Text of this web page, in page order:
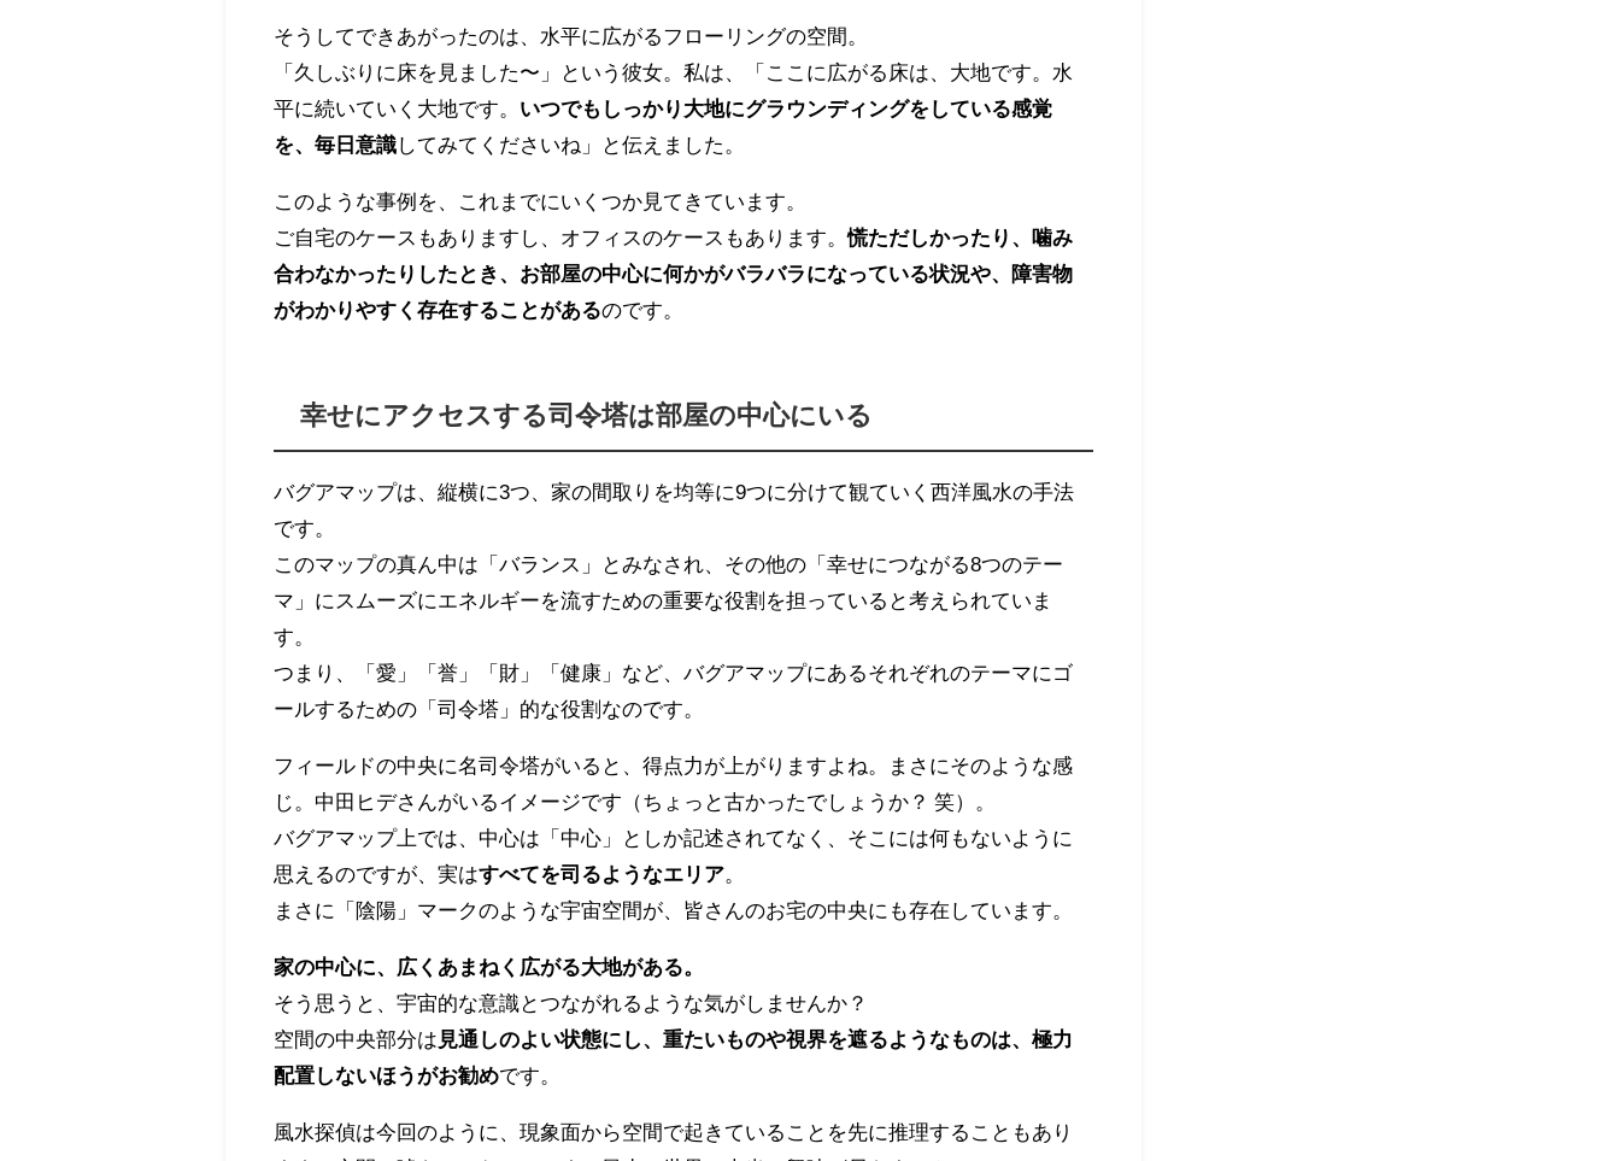
そうしてできあがったのは、水平に広がるフローリングの空間。
「久しぶりに床を見ました〜」という彼女。私は、「ここに広がる床は、大地です。水
平に続いていく大地です。 いつでもしっかり大地にグラウンディングをしている感覚
を、毎日意識してみてくださいね」と伝えました。
このような事例を、これまでにいくつか見てきています。
ご自宅のケースもありますし、オフィスのケースもあります。慌ただしかったり、噛み
合わなかったりしたとき、お部屋の中心に何かがバラバラになっている状況や、障害物
がわかりやすく存在することがあるのです。
幸せにアクセスする司令塔は部屋の中心にいる
バグアマップは、縦横に3つ、家の間取りを均等に9つに分けて観ていく西洋風水の手法
です。
このマップの真ん中は「バランス」とみなされ、その他の「幸せにつながる8つのテー
マ」にスムーズにエネルギーを流すための重要な役割を担っていると考えられていま
す。
つまり、「愛」「誉」「財」「健康」など、バグアマップにあるそれぞれのテーマにゴ
ールするための「司令塔」的な役割なのです。
フィールドの中央に名司令塔がいると、得点力が上がりますよね。まさにそのような感
じ。中田ヒデさんがいるイメージです（ちょっと古かったでしょうか？ 笑）。
バグアマップ上では、中心は「中心」としか記述されてなく、そこには何もないように
思えるのですが、実はすべてを司るようなエリア
まさに「陰陽」マークのような宇宙空間が、皆さんのお宅の中央にも存在しています。
家の中心に、広くあまねく広がる大地がある。
そう思うと、宇宙的な意識とつながれるような気がしませんか？
空間の中央部分は 見通しのよい状態にし、重たいものや視界を遮るようなものは、極力
配置しないほうがお勧めです。
風水探偵は今回のように、現象面から空間で起きていることを先に推理することもあり